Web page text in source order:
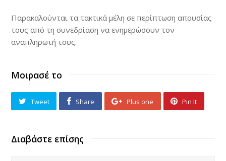
Παρακαλούνται τα τακτικά μέλη σε περίπτωση απουσίας
τους από τη συνεδρίαση να ενημερώσουν τον
αναπληρωτή τους.
Μοιρασέ το
Tweet Share Plus one Pin It
Διαβάστε επίσης